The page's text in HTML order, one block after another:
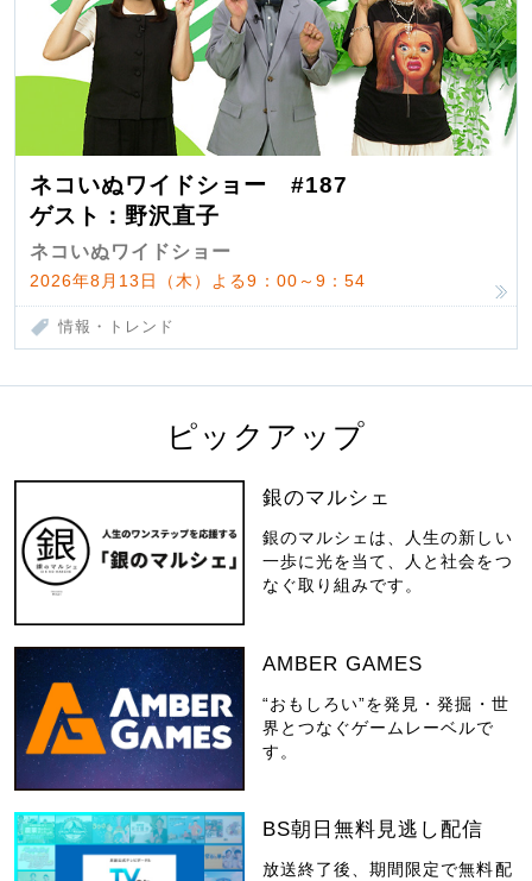
ネコいぬワイドショー #187
ゲスト：野沢直子
ネコいぬワイドショー
2026年8月13日（木）よる9：00～9：54
情報・トレンド
ピックアップ
銀のマルシェ
銀のマルシェは、人生の新しい
一歩に光を当て、人と社会をつ
なぐ取り組みです。
AMBER GAMES
“おもしろい”を発見・発掘・世
界とつなぐゲームレーベルで
す。
BS朝日無料見逃し配信
放送終了後、期間限定で無料配